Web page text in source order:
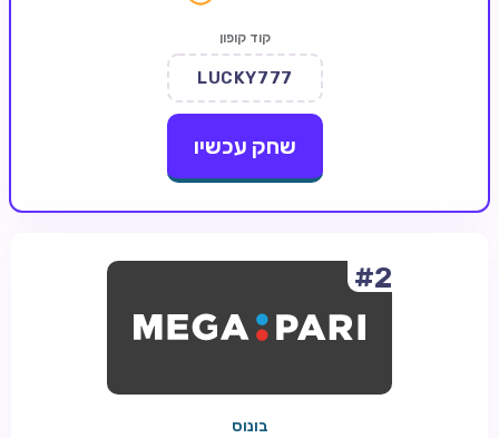
בלוג וחדשות
קוד קופון
LUCKY777
שחק עכשיו
#2
בונוס